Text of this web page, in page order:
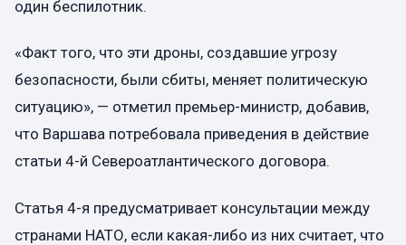
один беспилотник.
«Факт того, что эти дроны, создавшие угрозу
безопасности, были сбиты, меняет политическую
ситуацию», — отметил премьер-министр, добавив,
что Варшава потребовала приведения в действие
статьи 4-й Североатлантического договора.
Статья 4-я предусматривает консультации между
странами НАТО, если какая-либо из них считает, что